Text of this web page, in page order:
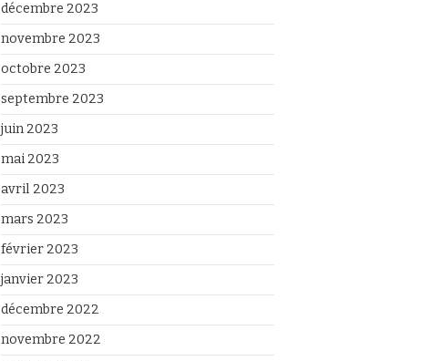
décembre 2023
novembre 2023
octobre 2023
septembre 2023
juin 2023
mai 2023
avril 2023
mars 2023
février 2023
janvier 2023
décembre 2022
novembre 2022